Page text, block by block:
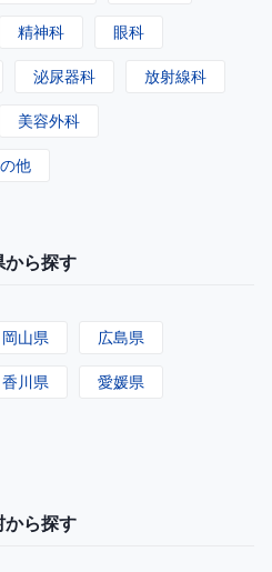
精神科 眼科
泌尿器科 放射線科
美容外科
他
から探す
岡山県 広島県
香川県 愛媛県
から探す